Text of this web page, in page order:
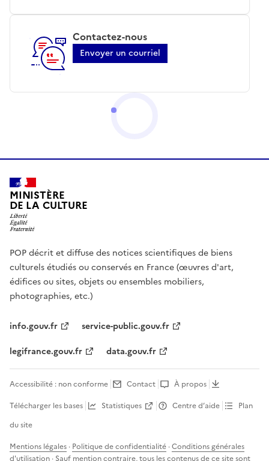
Contactez-nous
Envoyer un courriel
MINISTÈRE
DE LA CULTURE
POP décrit et diffuse des notices scientifiques de biens
culturels étudiés ou conservés en France (œuvres d'art,
édifices ou sites, objets ou ensembles mobiliers,
photographies, etc.)
info.gouv.fr
service-public.gouv.fr
legifrance.gouv.fr
data.gouv.fr
Accessibilité : non conforme Contact
À propos
Télécharger les bases
Statistiques Centre d’aide
Plan
du site
Mentions légales · Politique de confidentialité ·Conditions générales
d'utilisation · Sauf mention contraire, tous les contenus de ce site sont